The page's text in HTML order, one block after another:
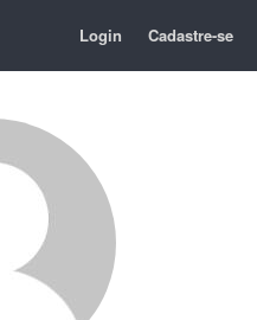
Login Cadastre-se